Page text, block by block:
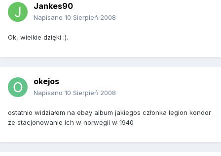
Jankes90
Napisano 10 Sierpień 2008
Ok, wielkie dzięki :).
okejos
Napisano 10 Sierpień 2008
ostatnio widziałem na ebay album jakiegos członka legion kondor
ze stacjonowanie ich w norwegii w 1940